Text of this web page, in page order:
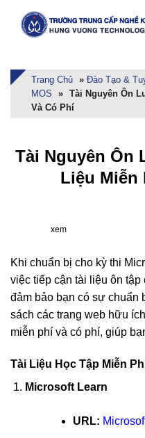
Trang Chủ » Đào Tạo &
MOS
» Tài Nguyên Ôn
Và Có Phí
Tài Nguyên Ôn
Liệu Miễn
xem
Khi chuẩn bị cho kỳ thi
việc tiếp cận tài liệu ôn
đảm bảo bạn có sự chuẩn
sách các trang web hữu
miễn phí và có phí, giúp
Tài Liệu Học Tập Miễn
Microsoft Learn
URL: